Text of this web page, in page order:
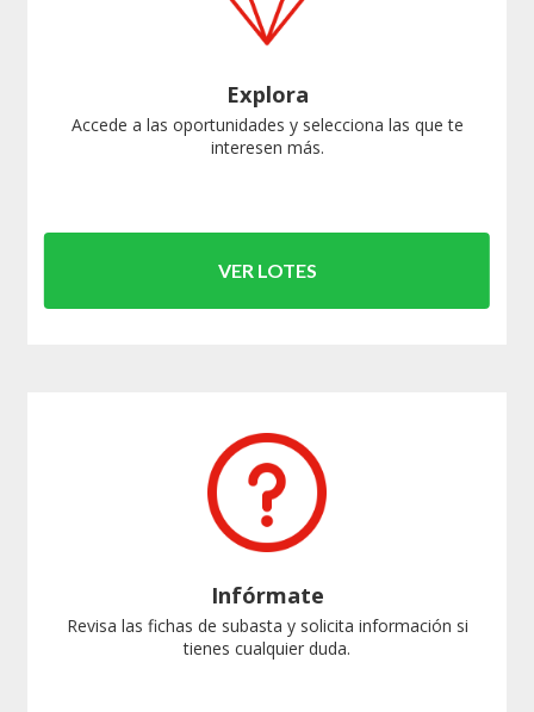
Explora
Accede a las oportunidades y selecciona las que te
interesen más.
VER LOTES
Infórmate
Revisa las fichas de subasta y solicita información si
tienes cualquier duda.